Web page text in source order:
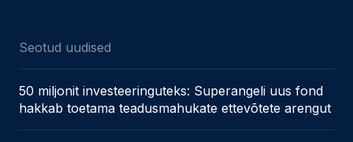
Seotud uudised
50 miljonit investeeringuteks: Superangeli uus fond
hakkab toetama teadusmahukate ettevõtete arengut